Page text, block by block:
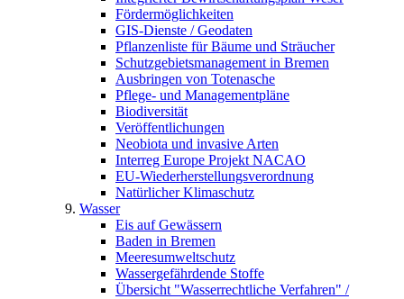
Fördermöglichkeiten
GIS-Dienste / Geodaten
Pflanzenliste für Bäume und Sträucher
Schutzgebietsmanagement in Bremen
Ausbringen von Totenasche
Pflege- und Managementpläne
Biodiversität
Veröffentlichungen
Neobiota und invasive Arten
Interreg Europe Projekt NACAO
EU-Wiederherstellungsverordnung
Natürlicher Klimaschutz
Wasser
Eis auf Gewässern
Baden in Bremen
Meeresumweltschutz
Wassergefährdende Stoffe
Übersicht "Wasserrechtliche Verfahren" /